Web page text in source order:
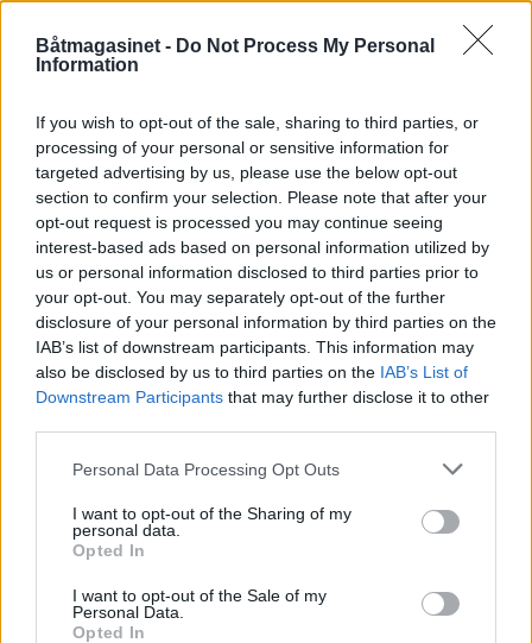
Båtmagasinet - Do Not Process My Personal
Information
If you wish to opt-out of the sale, sharing to third parties, or
processing of your personal or sensitive information for
targeted advertising by us, please use the below opt-out
section to confirm your selection. Please note that after your
opt-out request is processed you may continue seeing
interest-based ads based on personal information utilized by
us or personal information disclosed to third parties prior to
your opt-out. You may separately opt-out of the further
disclosure of your personal information by third parties on the
IAB’s list of downstream participants. This information may
also be disclosed by us to third parties on the IAB’s List of
Downstream Participants that may further disclose it to other
Personal Data Processing Opt Outs
I want to opt-out of the Sharing of my
personal data.
Opted In
I want to opt-out of the Sale of my
Personal Data.
Opted In
TILPASSET:Båten kan skreddersys kundens
Det er mulig å få tenderen i to ulike
størrelser. 39 eller 45 fot. Begge har Volvos
IPS-system som standard. Den minste har
sitteplasser til 10 personer og to lugarer.
Hverken toppfart eller pris er oppgitt av
Strand Craft. Men den er trolig ikke spesielt
billig.
Les også:122-foter med egen bilgarasje
Vil du kjøpe et eksemplar kan båten bestille
www.strand-craft.com